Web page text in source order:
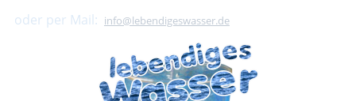
oder per Mail: info@lebendigeswasser.de